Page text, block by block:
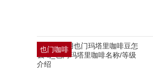
也门咖啡